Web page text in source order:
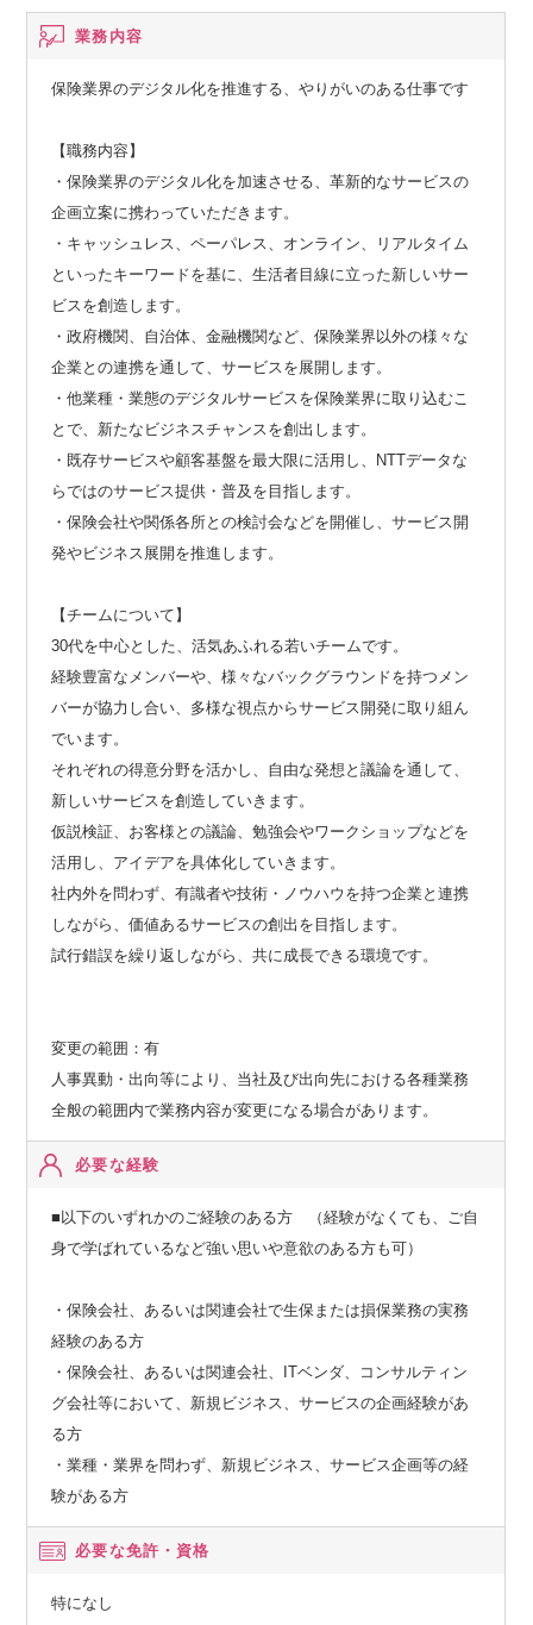
業務内容
保険業界のデジタル化を推進する、やりがいのある仕事です
【職務内容】
・保険業界のデジタル化を加速させる、革新的なサービスの
企画立案に携わっていただきます。
・キャッシュレス、ペーパレス、オンライン、リアルタイム
といったキーワードを基に、生活者目線に立った新しいサー
ビスを創造します。
・政府機関、自治体、金融機関など、保険業界以外の様々な
企業との連携を通して、サービスを展開します。
・他業種・業態のデジタルサービスを保険業界に取り込むこ
とで、新たなビジネスチャンスを創出します。
・既存サービスや顧客基盤を最大限に活用し、NTTデータな
らではのサービス提供・普及を目指します。
・保険会社や関係各所との検討会などを開催し、サービス開
発やビジネス展開を推進します。
【チームについて】
30代を中心とした、活気あふれる若いチームです。
経験豊富なメンバーや、様々なバックグラウンドを持つメン
バーが協力し合い、多様な視点からサービス開発に取り組ん
でいます。
それぞれの得意分野を活かし、自由な発想と議論を通して、
新しいサービスを創造していきます。
仮説検証、お客様との議論、勉強会やワークショップなどを
活用し、アイデアを具体化していきます。
社内外を問わず、有識者や技術・ノウハウを持つ企業と連携
しながら、価値あるサービスの創出を目指します。
試行錯誤を繰り返しながら、共に成長できる環境です。
変更の範囲：有
人事異動・出向等により、当社及び出向先における各種業務
全般の範囲内で業務内容が変更になる場合があります。
必要な経験
■以下のいずれかのご経験のある方 （経験がなくても、ご自
身で学ばれているなど強い思いや意欲のある方も可）
・保険会社、あるいは関連会社で生保または損保業務の実務
経験のある方
・保険会社、あるいは関連会社、ITベンダ、コンサルティン
グ会社等において、新規ビジネス、サービスの企画経験があ
る方
・業種・業界を問わず、新規ビジネス、サービス企画等の経
験がある方
必要な免許・資格
特になし